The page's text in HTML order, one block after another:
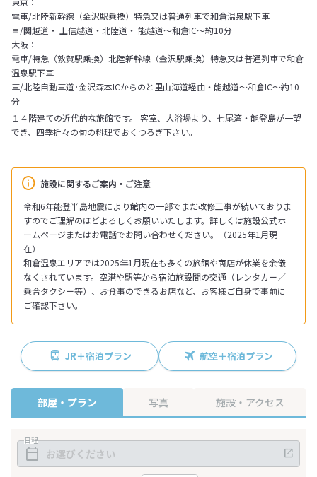
電車/北陸新幹線（金沢駅乗換）特急又は普通列車で和倉温泉駅下車
車/関越道・ 上信越道・北陸道・ 能越道～和倉IC～約10分
大阪：
電車/特急（敦賀駅乗換）北陸新幹線（金沢駅乗換）特急又は普通列車で和倉
温泉駅下車
車/北陸自動車道･金沢森本ICからのと里山海道経由・能越道～和倉IC～約10
分
施設に関するご案内・ご注意
令和6年能登半島地震により館内の一部でまだ改修工事が続いておりま
すのでご理解のほどよろしくお願いいたします。詳しくは施設公式ホ
ームページまたはお電話でお問い合わせください。（2025年1月現
在）
和倉温泉エリアでは2025年1月現在も多くの旅館や商店が休業を余儀
なくされています。空港や駅等から宿泊施設間の交通（レンタカー／
乗合タクシー等）、お食事のできるお店など、お客様ご自身で事前に
ご確認下さい。
１４階建ての近代的な旅館です。 客室、大浴場より、七尾湾・能登島が一望
でき、四季折々の旬の料理でおくつろぎ下さい。
JR＋宿泊プラン 航空＋宿泊プラン
部屋・プラン 写真 施設・アクセス
日程